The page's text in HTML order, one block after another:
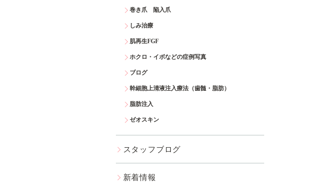
巻き爪 陥入爪
しみ治療
肌再生FGF
ホクロ・イボなどの症例写真
ブログ
幹細胞上清液注入療法（歯髄・脂肪）
脂肪注入
ゼオスキン
スタッフブログ
新着情報